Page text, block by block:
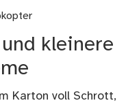
kleinere
Karton voll Schrott,